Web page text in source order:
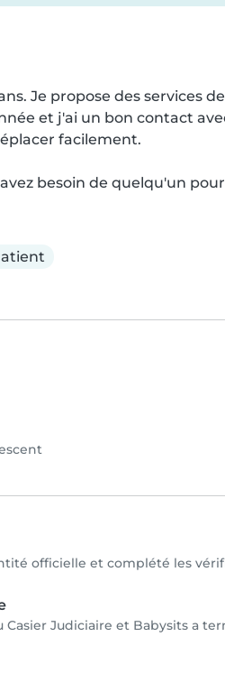
Je propose des services
et j'ai un bon contact
facilement.
besoin de quelqu'un
officielle et complété les
Casier Judiciaire et Babysits a